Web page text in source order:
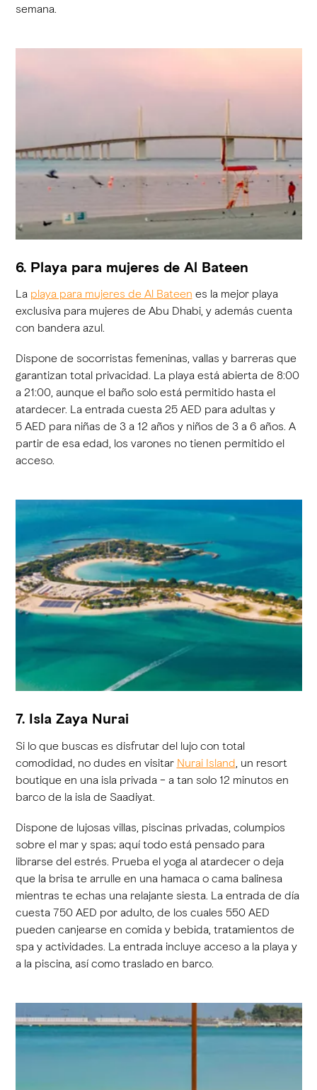
semana.
6. Playa para mujeres de Al Bateen
La playa para mujeres de Al Bateen es la mejor playa
exclusiva para mujeres de Abu Dhabi, y además cuenta
con bandera azul.
Dispone de socorristas femeninas, vallas y barreras que
garantizan total privacidad. La playa está abierta de 8:00
a 21:00, aunque el baño solo está permitido hasta el
atardecer. La entrada cuesta 25 AED para adultas y
5 AED para niñas de 3 a 12 años y niños de 3 a 6 años. A
partir de esa edad, los varones no tienen permitido el
acceso.
7. Isla Zaya Nurai
Si lo que buscas es disfrutar del lujo con total
comodidad, no dudes en visitar Nurai Island , un resort
boutique en una isla privada − a tan solo 12 minutos en
barco de la isla de Saadiyat.
Dispone de lujosas villas, piscinas privadas, columpios
sobre el mar y spas; aquí todo está pensado para
librarse del estrés. Prueba el yoga al atardecer o deja
que la brisa te arrulle en una hamaca o cama balinesa
mientras te echas una relajante siesta. La entrada de día
cuesta 750 AED por adulto, de los cuales 550 AED
pueden canjearse en comida y bebida, tratamientos de
spa y actividades. La entrada incluye acceso a la playa y
a la piscina, así como traslado en barco.